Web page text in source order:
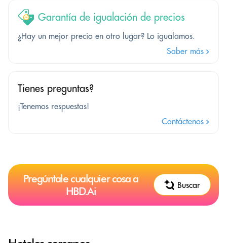
Garantía de igualación de precios
¿Hay un mejor precio en otro lugar? Lo igualamos.
Saber más
Tienes preguntas?
¡Tenemos respuestas!
Contáctenos
Pregúntale cualquier cosa a
HBD.Ai
Buscar